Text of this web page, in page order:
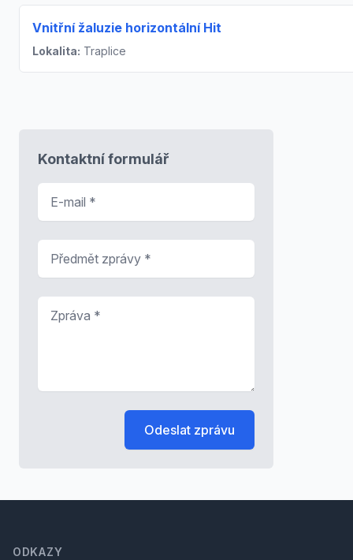
Vnitřní žaluzie horizontální Hit
Lokalita: Traplice
Kontaktní formulář
Odeslat zprávu
ODKAZY